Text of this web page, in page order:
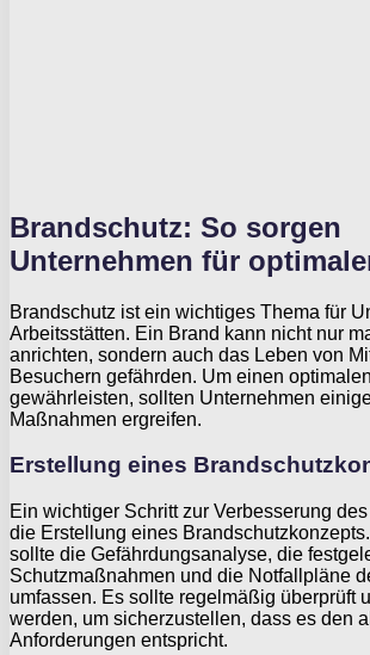
Brandschutz: So sorgen
Unternehmen für
Brandschutz ist ein wichtiges Thema für
Arbeitsstätten. Ein Brand kann nicht nur
anrichten, sondern auch das Leben von
Besuchern gefährden. Um einen
gewährleisten, sollten Unternehmen
Maßnahmen ergreifen.
Erstellung eines
Ein wichtiger Schritt zur Verbesserung
die Erstellung eines
sollte die Gefährdungsanalyse, die
Schutzmaßnahmen und die Notfallpläne
umfassen. Es sollte regelmäßig überprüft
werden, um sicherzustellen, dass es den
Anforderungen entspricht.